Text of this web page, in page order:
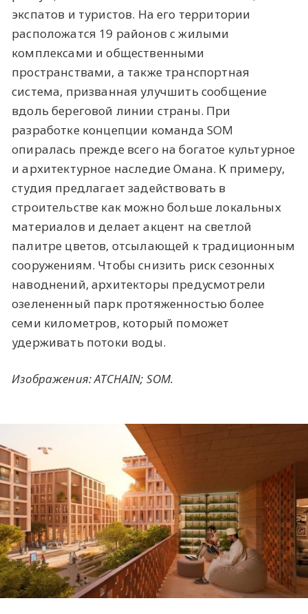
экспатов и туристов. На его территории
расположатся 19 районов с жилыми
комплексами и общественными
пространствами, а также транспортная
система, призванная улучшить сообщение
вдоль береговой линии страны. При
разработке концепции команда SOM
опиралась прежде всего на богатое культурное
и архитектурное наследие Омана. К примеру,
студия предлагает задействовать в
строительстве как можно больше локальных
материалов и делает акцент на светлой
палитре цветов, отсылающей к традиционным
сооружениям. Чтобы снизить риск сезонных
наводнений, архитекторы предусмотрели
озелененный парк протяженностью более
семи километров, который поможет
удерживать потоки воды.
Изображения:ATCHAIN; SOM.